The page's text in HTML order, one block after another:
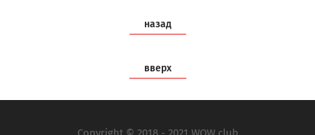
назад
вверх